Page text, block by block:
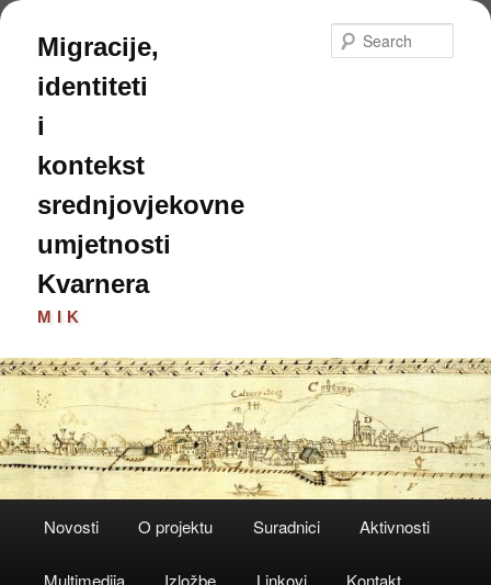
Skip
primary
content
Migracije,
identiteti
i
kontekst
srednjovjekovne
umjetnosti
Kvarnera
MIK
Novosti O projektu Suradnici Aktivnosti
Multimedija Izložbe Linkovi Kontakt